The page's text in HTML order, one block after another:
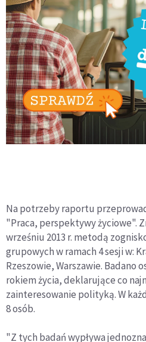
Na potrzeby raportu
"Praca, perspektywy życiowe".
wrześniu 2013 r. metodą
grupowych w ramach 4 sesji w:
Rzeszowie, Warszawie. Badano
rokiem życia, deklarujące co
zainteresowanie polityką. W
8 osób.
"Z tych badań wypływa